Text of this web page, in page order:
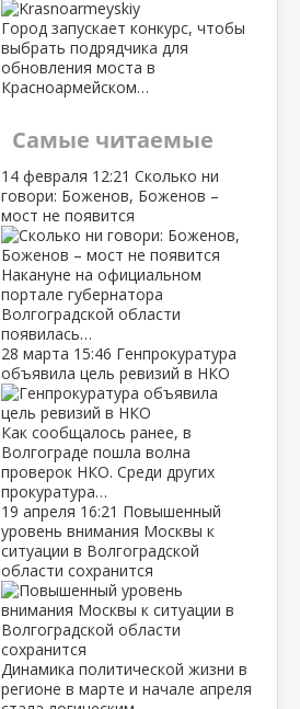
Город запускает конкурс, чтобы
выбрать подрядчика для
обновления моста в
Красноармейском…
Самые читаемые
14 февраля 12:21 Сколько ни
говори: Боженов, Боженов –
мост не появится
Накануне на официальном
портале губернатора
Волгоградской области
появилась…
28 марта 15:46 Генпрокуратура
объявила цель ревизий в НКО
Как сообщалось ранее, в
Волгограде пошла волна
проверок НКО. Среди других
прокуратура…
19 апреля 16:21 Повышенный
уровень внимания Москвы к
ситуации в Волгоградской
области сохранится
Динамика политической жизни в
регионе в марте и начале апреля